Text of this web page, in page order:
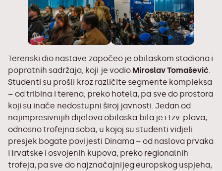
Terenski dio nastave započeo je obilaskom stadiona i
popratnih sadržaja, koji je vodio Miroslav Tomašević.
Studenti su prošli kroz različite segmente kompleksa
– od tribina i terena, preko hotela, pa sve do prostora
koji su inače nedostupni široj javnosti. Jedan od
najimpresivnijih dijelova obilaska bila je i tzv. plava,
odnosno trofejna soba, u kojoj su studenti vidjeli
presjek bogate povijesti Dinama – od naslova prvaka
Hrvatske i osvojenih kupova, preko regionalnih
trofeja, pa sve do najznačajnijeg europskog uspjeha,